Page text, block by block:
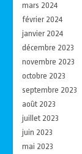
mars 2024
février 2024
janvier 2024
décembre 2023
novembre 2023
octobre 2023
septembre 2023
août 2023
juillet 2023
juin 2023
mai 2023